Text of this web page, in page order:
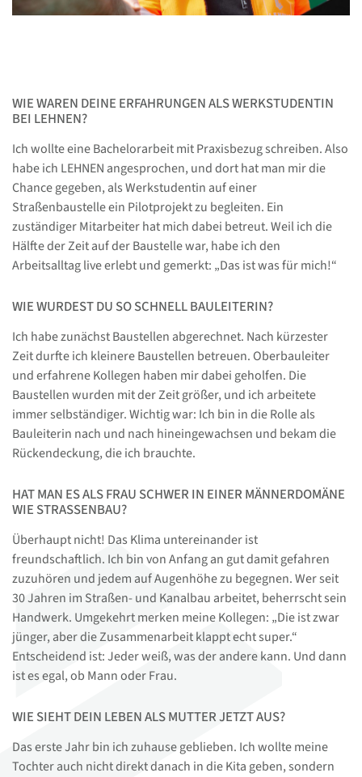
WIE WAREN DEINE ERFAHRUNGEN ALS WERKSTUDENTIN
BEI LEHNEN?
Ich wollte eine Bachelorarbeit mit Praxisbezug schreiben. Also
habe ich LEHNEN angesprochen, und dort hat man mir die
Chance gegeben, als Werkstudentin auf einer
Straßenbaustelle ein Pilotprojekt zu begleiten. Ein
zuständiger Mitarbeiter hat mich dabei betreut. Weil ich die
Hälfte der Zeit auf der Baustelle war, habe ich den
Arbeitsalltag live erlebt und gemerkt: „Das ist was für mich!“
WIE WURDEST DU SO SCHNELL BAULEITERIN?
Ich habe zunächst Baustellen abgerechnet. Nach kürzester
Zeit durfte ich kleinere Baustellen betreuen. Oberbauleiter
und erfahrene Kollegen haben mir dabei geholfen. Die
Baustellen wurden mit der Zeit größer, und ich arbeitete
immer selbständiger. Wichtig war: Ich bin in die Rolle als
Bauleiterin nach und nach hineingewachsen und bekam die
Rückendeckung, die ich brauchte.
HAT MAN ES ALS FRAU SCHWER IN EINER MÄNNERDOMÄNE
WIE STRASSENBAU?
Überhaupt nicht! Das Klima untereinander ist
freundschaftlich. Ich bin von Anfang an gut damit gefahren
zuzuhören und jedem auf Augenhöhe zu begegnen. Wer seit
30 Jahren im Straßen- und Kanalbau arbeitet, beherrscht sein
Handwerk. Umgekehrt merken meine Kollegen: „Die ist zwar
jünger, aber die Zusammenarbeit klappt echt super.“
Entscheidend ist: Jeder weiß, was der andere kann. Und dann
ist es egal, ob Mann oder Frau.
WIE SIEHT DEIN LEBEN ALS MUTTER JETZT AUS?
Das erste Jahr bin ich zuhause geblieben. Ich wollte meine
Tochter auch nicht direkt danach in die Kita geben, sondern